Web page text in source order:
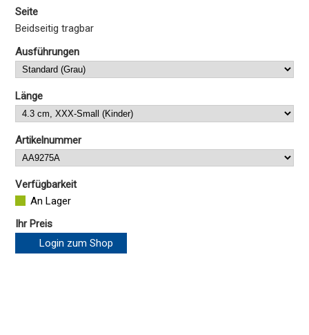
Seite
Beidseitig tragbar
Ausführungen
Länge
Artikelnummer
Verfügbarkeit
An Lager
Ihr Preis
Login zum Shop